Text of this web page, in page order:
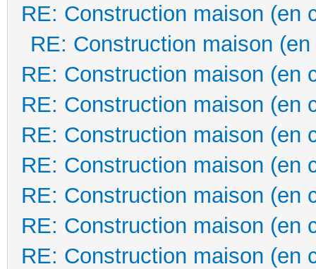
RE: Construction maison (en
RE: Construction maison
RE: Construction maison (en
RE: Construction maison (en
RE: Construction maison (en
RE: Construction maison (en
RE: Construction maison (en
RE: Construction maison (en
RE: Construction maison (en